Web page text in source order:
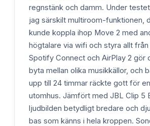
regnstänk och damm. Under
jag särskilt multiroom-funktionen,
kunde koppla ihop Move 2 med
högtalare via wifi och styra allt
Spotify Connect och AirPlay 2 gör
byta mellan olika musikkällor, och
upp till 24 timmar räckte gott för
utomhus. Jämfört med JBL Clip 5
ljudbilden betydligt bredare och
bas som känns i hela kroppen.